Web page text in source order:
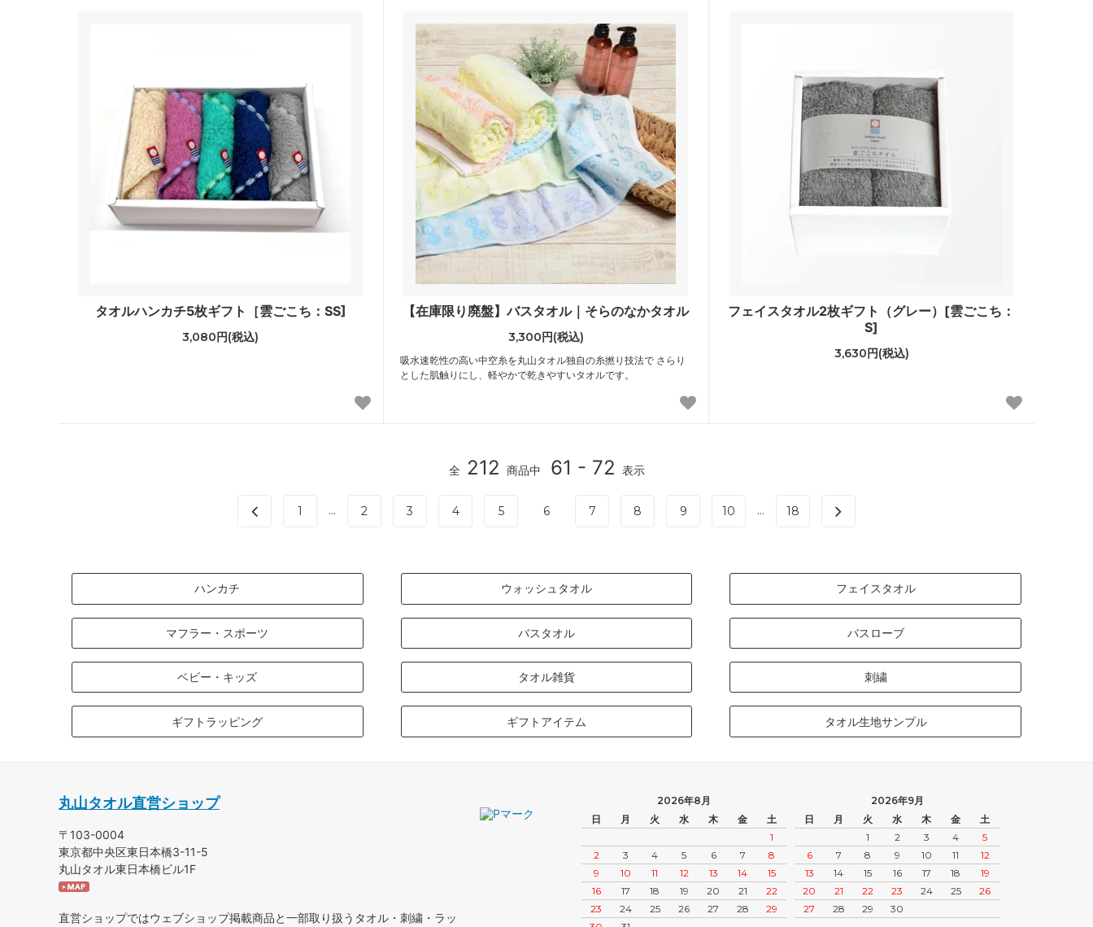
タオルハンカチ5枚ギフト［雲ごこち：SS]
3,080円(税込)
【在庫限り廃盤】バスタオル｜そらのなかタオル
3,300円(税込)
吸水速乾性の高い中空糸を丸山タオル独自の糸撚り技法で さらり
とした肌触りにし、軽やかで乾きやすいタオルです。
フェイスタオル2枚ギフト（グレー）[雲ごこち：
S]
3,630円(税込)
全 212 商品中 61 - 72 表示
1 ... 2 3 4 5 6 7 8 9 10 ... 18
ハンカチ ウォッシュタオル フェイスタオル
マフラー・スポーツ バスタオル バスローブ
ベビー・キッズ タオル雑貨 刺繍
ギフトラッピング ギフトアイテム タオル生地サンプル
丸山タオル直営ショップ
〒103-0004
東京都中央区東日本橋3-11-5
丸山タオル東日本橋ビル1F
直営ショップではウェブショップ掲載商品と一部取り扱うタオル・刺繍・ラッ
2026年8月
日
月 火 水 木 金
土
1
2
3 4 5 6 7
8
9
10 11 12 13 14
15
16
17 18 19 20 21
22
23
24 25 26 27 28
29
2026年9月
日
月 火 水 木 金
土
1
2 3 4
5
6
7 8 9 10 11
12
13
14 15 16 17 18
19
20
21 22 23 24 25
26
27
28 29 30